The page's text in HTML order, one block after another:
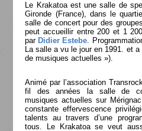
Le Krakatoa est une salle de
Gironde (France), dans le
salle de concert pour des
peut accueillir entre 200 et 1
par Didier Estebe.
La salle a vu le jour en 1991. et
de musiques actuelles »).
Animé par l’association
fil des années la salle de
musiques actuelles sur
constante effervescence
talents au travers d’une
tous. Le Krakatoa se veut